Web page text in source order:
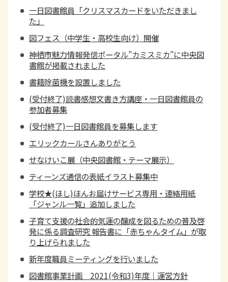
一日図書館員「クリスマスカードをいただきまし
た」
図フェス（中学生・高校生向け）開催
神栖市魅力情報発信ポータル”カミスミカ”に中央図
書館が掲載されました
書籍除菌機を設置しました
(受付終了)読書感想文書き方講座・一日図書館員の
参加者募集
(受付終了)一日図書館員を募集します
エリックカールさんありがとう
せなけいこ展（中央図書館・テーマ展示）
ティーンズ通信の表紙イラスト募集中
学校★(ほし)ほんお届けサービス専用・連絡用紙
「ジャンル一覧」追加しました
子育て支援の社会的気運の醸成を図るための普及啓
発に係る調査研究 報告書に「赤ちゃんタイム」が取
り上げられました
新年度職員ミーティングを行いました
図書館事業計画 2021(令和3)年度｜運営方針